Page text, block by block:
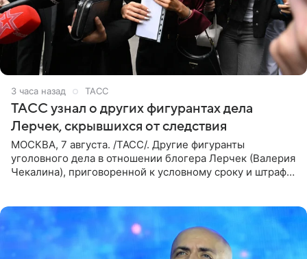
3 часа назад ТАСС
ТАСС узнал о других фигурантах дела
Лерчек, скрывшихся от следствия
МОСКВА, 7 августа. /ТАСС/. Другие фигуранты
уголовного дела в отношении блогера Лерчек (Валерия
Чекалина), приговоренной к условному сроку и штрафу,